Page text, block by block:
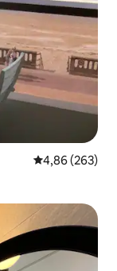
Classificação
4,86 (263)